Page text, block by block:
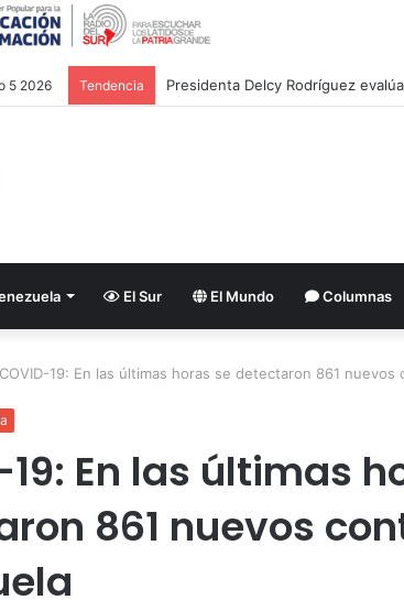
5 2026 Tendencia
El Sur El Mundo Columnas
COVID-19: En las últimas horas se detectaron 861 nuevos
19: En las últimas
861 nuevos